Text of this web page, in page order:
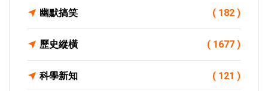
幽默搞笑 ( 182 )
歷史縱橫 ( 1677 )
科學新知 ( 121 )